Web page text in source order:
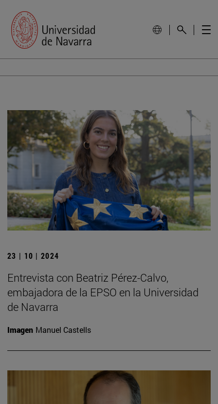
23 | 10 | 2024
Entrevista con Beatriz Pérez-Calvo,
embajadora de la EPSO en la Universidad
de Navarra
Imagen Manuel Castells